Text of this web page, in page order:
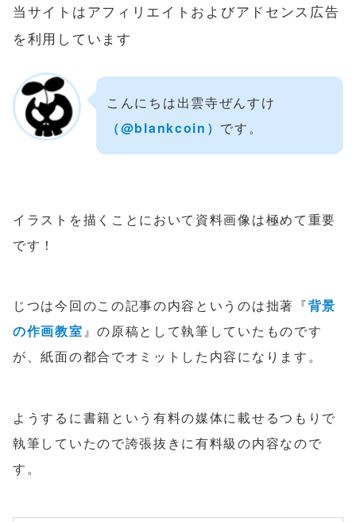
当サイトはアフィリエイトおよびアドセンス広告
を利用しています
こんにちは出雲寺ぜんすけ
（‎@blankcoin） です。
イラストを描くことにおいて資料画像は極めて重要
です！
じつは今回のこの記事の内容というのは拙著『背景
の作画教室』の原稿として執筆していたものです
が、紙面の都合でオミットした内容になります。
ようするに書籍という有料の媒体に載せるつもりで
執筆していたので誇張抜きに有料級の内容なので
す。